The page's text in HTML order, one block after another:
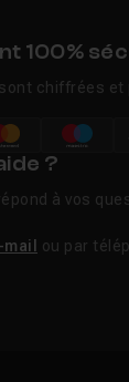
100%
chiffrées
?
à vos
ou par